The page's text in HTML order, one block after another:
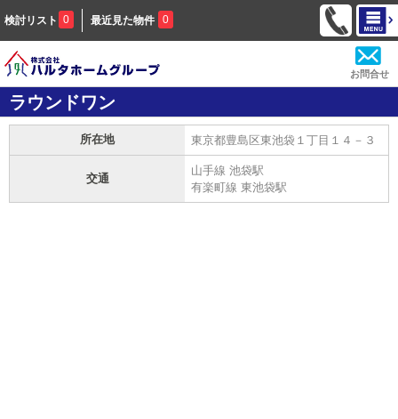
検討リスト 0 最近見た物件 0
お問合せ
ラウンドワン
所在地 東京都豊島区東池袋１丁目１４－３
交通
山手線 池袋駅
有楽町線 東池袋駅